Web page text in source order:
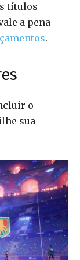
títulos
a pena
.
o
sua